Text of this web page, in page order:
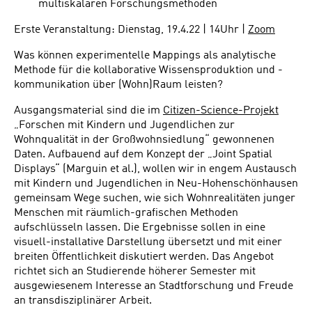
multiskalaren Forschungsmethoden
Erste Veranstaltung: Dienstag, 19.4.22 | 14Uhr | Zoom
Was können experimentelle Mappings als analytische
Methode für die kollaborative Wissensproduktion und -
kommunikation über (Wohn)Raum leisten?
Ausgangsmaterial sind die im Citizen-Science-Projekt
„Forschen mit Kindern und Jugendlichen zur
Wohnqualität in der Großwohnsiedlung“ gewonnenen
Daten. Aufbauend auf dem Konzept der „Joint Spatial
Displays“ (Marguin et al.), wollen wir in engem Austausch
mit Kindern und Jugendlichen in Neu-Hohenschönhausen
gemeinsam Wege suchen, wie sich Wohnrealitäten junger
Menschen mit räumlich-grafischen Methoden
aufschlüsseln lassen. Die Ergebnisse sollen in eine
visuell-installative Darstellung übersetzt und mit einer
breiten Öffentlichkeit diskutiert werden. Das Angebot
richtet sich an Studierende höherer Semester mit
ausgewiesenem Interesse an Stadtforschung und Freude
an transdisziplinärer Arbeit.